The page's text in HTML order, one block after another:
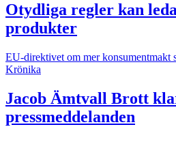
Otydliga regler kan
produkter
EU-direktivet om mer konsumentmakt
Krönika
Jacob Ämtvall Brott
pressmeddelanden